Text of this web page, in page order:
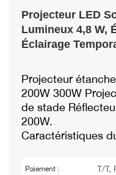
Projecteur LED
Lumineux 4,8 W,
Éclairage
Projecteur
200W 300W
de stade
200W.
Caractéristiques
Paiement : T/T,